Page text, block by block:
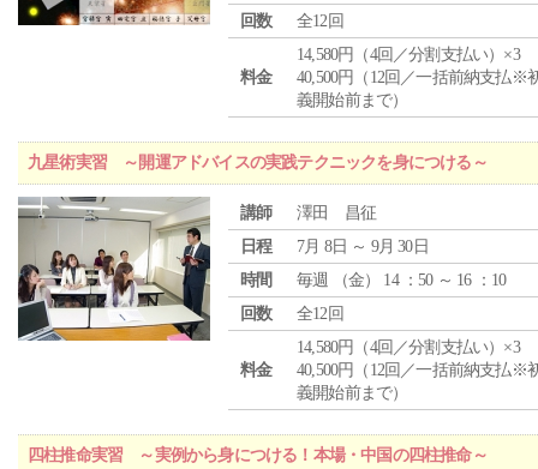
回数
全12回
料金
14,580円（4回／分割支払い）×3
40,500円（12回／一括前納支払※
義開始前まで）
九星術実習 ～開運アドバイスの実践テクニックを身につける～
講師
澤田 昌征
日程
7月 8日 ～ 9月 30日
時間
毎週 （金） 14 ：50 ～ 16 ：10
回数
全12回
料金
14,580円（4回／分割支払い）×3
40,500円（12回／一括前納支払※
義開始前まで）
四柱推命実習 ～実例から身につける！本場・中国の四柱推命～